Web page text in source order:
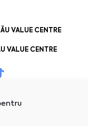
VALUE CENTRE
VALUE CENTRE